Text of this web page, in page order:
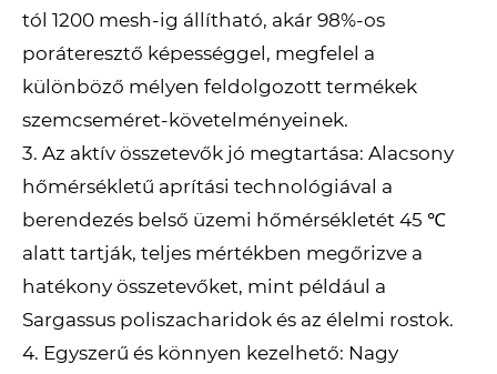
tól 1200 mesh-ig állítható, akár 98%-os
poráteresztő képességgel, megfelel a
különböző mélyen feldolgozott termékek
szemcseméret-követelményeinek.
3. Az aktív összetevők jó megtartása: Alacsony
hőmérsékletű aprítási technológiával a
berendezés belső üzemi hőmérsékletét 45 ℃
alatt tartják, teljes mértékben megőrizve a
hatékony összetevőket, mint például a
Sargassus poliszacharidok és az élelmi rostok.
4. Egyszerű és könnyen kezelhető: Nagy